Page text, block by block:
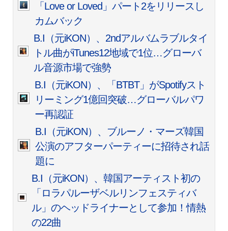
「Love or Loved」パート2をリリースし
カムバック
B.I（元iKON）、2ndアルバムラブルタイ
トル曲がiTunes12地域で1位…グローバ
ル音源市場で強勢
B.I（元iKON）、「BTBT」がSpotifyスト
リーミング1億回突破…グローバルパワ
ー再認証
B.I（元iKON）、ブルーノ・マーズ韓国
公演のアフターパーティーに招待され話
題に
B.I（元iKON）、韓国アーティスト初の
「ロラパルーザベルリンフェスティバ
ル」のヘッドライナーとして参加！情熱
の22曲